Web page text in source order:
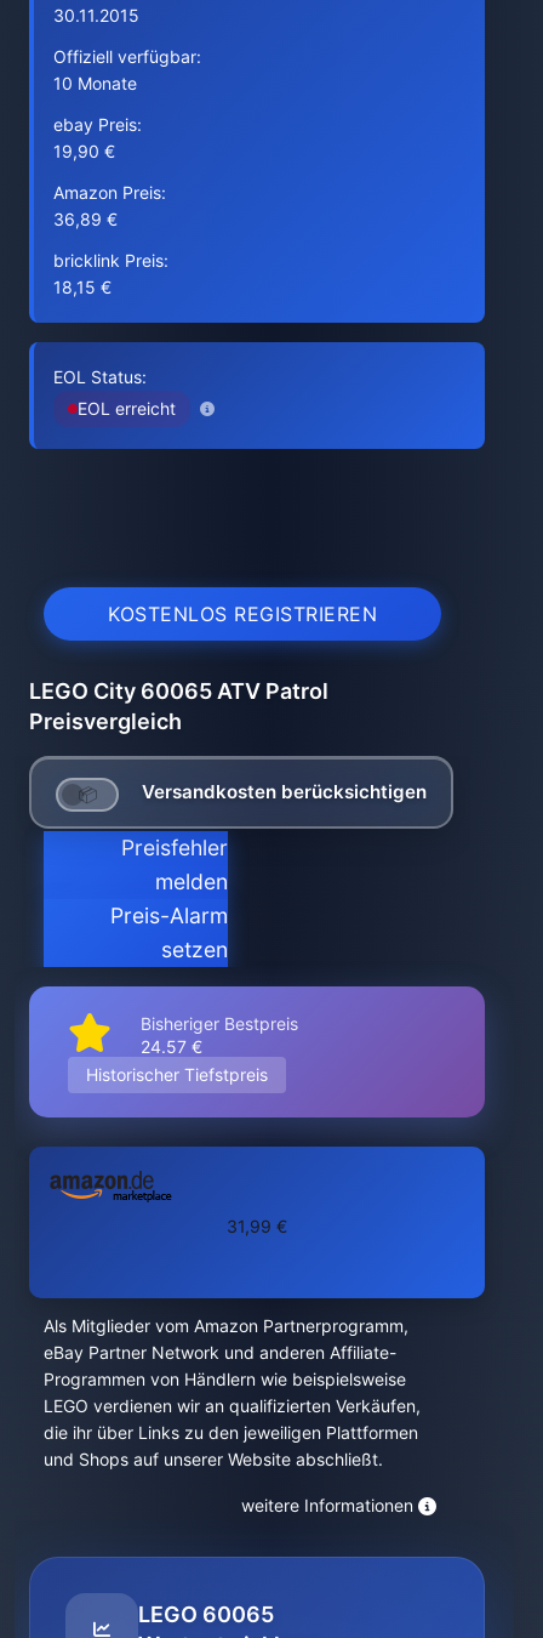
30.11.2015
Offiziell verfügbar:
10 Monate
ebay Preis:
19,90 €
Amazon Preis:
36,89 €
bricklink Preis:
18,15 €
EOL Status:
EOL erreicht
KOSTENLOS REGISTRIEREN
LEGO City 60065 ATV Patrol
Preisvergleich
Versandkosten berücksichtigen
Preisfehler
melden
Preis-Alarm
setzen
Bisheriger Bestpreis
24.57 €
Historischer Tiefstpreis
31,99 €
Als Mitglieder vom Amazon Partnerprogramm,
eBay Partner Network und anderen Affiliate-
Programmen von Händlern wie beispielsweise
LEGO verdienen wir an qualifizierten Verkäufen,
die ihr über Links zu den jeweiligen Plattformen
und Shops auf unserer Website abschließt.
weitere Informationen
LEGO 60065